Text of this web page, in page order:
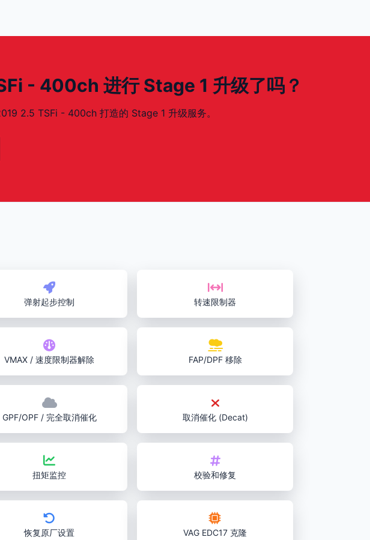
- 400ch 进行 Stage 1 升级了吗？
2.5 TSFi - 400ch 打造的 Stage 1 升级服务。
弹射起步控制 转速限制器
VMAX / 速度限制器解除 FAP/DPF 移除
GPF/OPF / 完全取消催化 取消催化 (Decat)
扭矩监控 校验和修复
恢复原厂设置 VAG EDC17 克隆